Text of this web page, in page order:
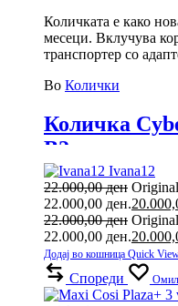
Количката е како
месеци. Вклучува
транспортер со
Во Колички
Количка
B2
Ivana12
22.000,00ден
22.000,00 ден.
22.000,00ден
22.000,00 ден.
Додај во кошница Quick
Спореди